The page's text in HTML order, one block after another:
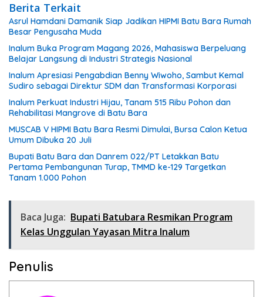
Berita Terkait
Asrul Hamdani Damanik Siap Jadikan HIPMI Batu Bara Rumah
Besar Pengusaha Muda
Inalum Buka Program Magang 2026, Mahasiswa Berpeluang
Belajar Langsung di Industri Strategis Nasional
Inalum Apresiasi Pengabdian Benny Wiwoho, Sambut Kemal
Sudiro sebagai Direktur SDM dan Transformasi Korporasi
Inalum Perkuat Industri Hijau, Tanam 515 Ribu Pohon dan
Rehabilitasi Mangrove di Batu Bara
MUSCAB V HIPMI Batu Bara Resmi Dimulai, Bursa Calon Ketua
Umum Dibuka 20 Juli
Bupati Batu Bara dan Danrem 022/PT Letakkan Batu
Pertama Pembangunan Turap, TMMD ke-129 Targetkan
Tanam 1.000 Pohon
Baca Juga: Bupati Batubara Resmikan Program
Kelas Unggulan Yayasan Mitra Inalum
Penulis